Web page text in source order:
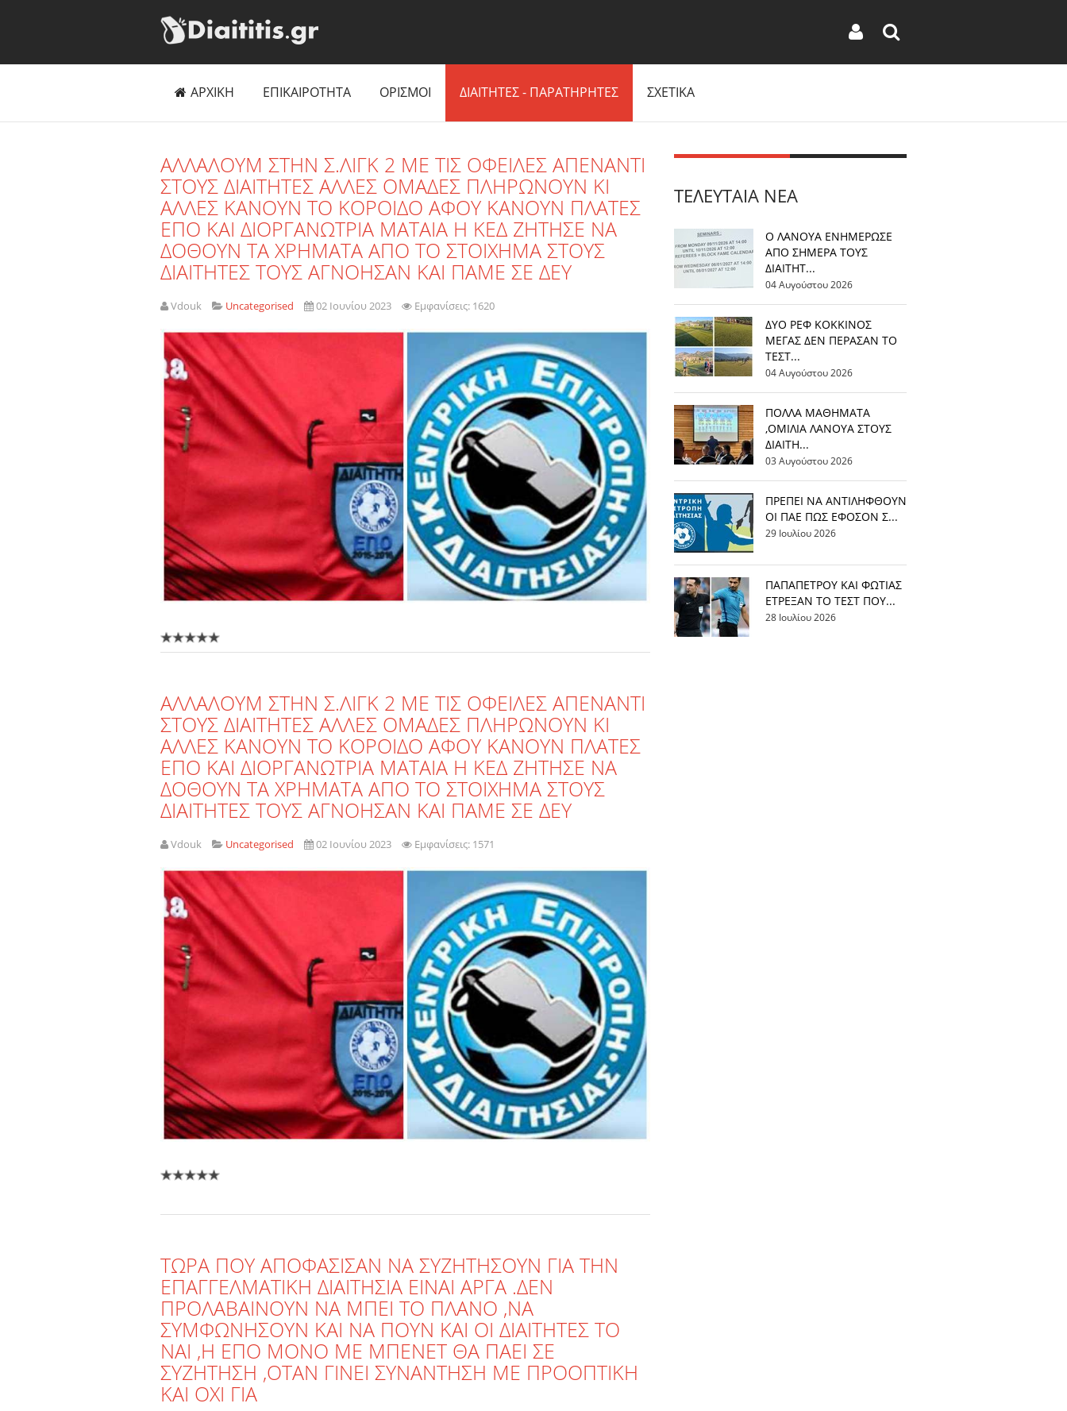
ΑΡΧΙΚΗ ΕΠΙΚΑΙΡΟΤΗΤΑ ΟΡΙΣΜΟΙ ΔΙΑΙΤΗΤΕΣ - ΠΑΡΑΤΗΡΗΤΕΣ ΣΧΕΤΙΚΑ
ΑΛΛΑΛΟΥΜ ΣΤΗΝ Σ.ΛΙΓΚ 2 ΜΕ ΤΙΣ ΟΦΕΙΛΕΣ ΑΠΕΝΑΝΤΙ
ΣΤΟΥΣ ΔΙΑΙΤΗΤΕΣ ΑΛΛΕΣ ΟΜΑΔΕΣ ΠΛΗΡΩΝΟΥΝ ΚΙ
ΑΛΛΕΣ ΚΑΝΟΥΝ ΤΟ ΚΟΡΟΙΔΟ ΑΦΟΥ ΚΑΝΟΥΝ ΠΛΑΤΕΣ
ΕΠΟ ΚΑΙ ΔΙΟΡΓΑΝΩΤΡΙΑ ΜΑΤΑΙΑ Η ΚΕΔ ΖΗΤΗΣΕ ΝΑ
ΔΟΘΟΥΝ ΤΑ ΧΡΗΜΑΤΑ ΑΠΟ ΤΟ ΣΤΟΙΧΗΜΑ ΣΤΟΥΣ
ΔΙΑΙΤΗΤΕΣ ΤΟΥΣ ΑΓΝΟΗΣΑΝ ΚΑΙ ΠΑΜΕ ΣΕ ΔΕΥ
Vdouk Uncategorised 02 Ιουνίου 2023 Εμφανίσεις: 1620
ΑΛΛΑΛΟΥΜ ΣΤΗΝ Σ.ΛΙΓΚ 2 ΜΕ ΤΙΣ ΟΦΕΙΛΕΣ ΑΠΕΝΑΝΤΙ
ΣΤΟΥΣ ΔΙΑΙΤΗΤΕΣ ΑΛΛΕΣ ΟΜΑΔΕΣ ΠΛΗΡΩΝΟΥΝ ΚΙ
ΑΛΛΕΣ ΚΑΝΟΥΝ ΤΟ ΚΟΡΟΙΔΟ ΑΦΟΥ ΚΑΝΟΥΝ ΠΛΑΤΕΣ
ΕΠΟ ΚΑΙ ΔΙΟΡΓΑΝΩΤΡΙΑ ΜΑΤΑΙΑ Η ΚΕΔ ΖΗΤΗΣΕ ΝΑ
ΔΟΘΟΥΝ ΤΑ ΧΡΗΜΑΤΑ ΑΠΟ ΤΟ ΣΤΟΙΧΗΜΑ ΣΤΟΥΣ
ΔΙΑΙΤΗΤΕΣ ΤΟΥΣ ΑΓΝΟΗΣΑΝ ΚΑΙ ΠΑΜΕ ΣΕ ΔΕΥ
Vdouk Uncategorised 02 Ιουνίου 2023 Εμφανίσεις: 1571
ΤΩΡΑ ΠΟΥ ΑΠΟΦΑΣΙΣΑΝ ΝΑ ΣΥΖΗΤΗΣΟΥΝ ΓΙΑ ΤΗΝ
ΕΠΑΓΓΕΛΜΑΤΙΚΗ ΔΙΑΙΤΗΣΙΑ ΕΙΝΑΙ ΑΡΓΑ .ΔΕΝ
ΠΡΟΛΑΒΑΙΝΟΥΝ ΝΑ ΜΠΕΙ ΤΟ ΠΛΑΝΟ ,ΝΑ
ΣΥΜΦΩΝΗΣΟΥΝ ΚΑΙ ΝΑ ΠΟΥΝ ΚΑΙ ΟΙ ΔΙΑΙΤΗΤΕΣ ΤΟ
ΝΑΙ ,Η ΕΠΟ ΜΟΝΟ ΜΕ ΜΠΕΝΕΤ ΘΑ ΠΑΕΙ ΣΕ
ΣΥΖΗΤΗΣΗ ,ΟΤΑΝ ΓΙΝΕΙ ΣΥΝΑΝΤΗΣΗ ΜΕ ΠΡΟΟΠΤΙΚΗ
ΚΑΙ ΟΧΙ ΓΙΑ
ΤΕΛΕΥΤΑΊΑ ΝΈΑ
Ο ΛΑΝΟΥΑ ΕΝΗΜΕΡΩΣΕ
ΑΠΟ ΣΗΜΕΡΑ ΤΟΥΣ
ΔΙΑΙΤΗΤ...
04 Αυγούστου 2026
ΔΥΟ ΡΕΦ ΚΟΚΚΙΝΟΣ
ΜΕΓΑΣ ΔΕΝ ΠΕΡΑΣΑΝ ΤΟ
ΤΕΣΤ...
04 Αυγούστου 2026
ΠΟΛΛΑ ΜΑΘΗΜΑΤΑ
,ΟΜΙΛΙΑ ΛΑΝΟΥΑ ΣΤΟΥΣ
ΔΙΑΙΤΗ...
03 Αυγούστου 2026
ΠΡΕΠΕΙ ΝΑ ΑΝΤΙΛΗΦΘΟΥΝ
ΟΙ ΠΑΕ ΠΩΣ ΕΦΟΣΟΝ Σ...
29 Ιουλίου 2026
ΠΑΠΑΠΕΤΡΟΥ ΚΑΙ ΦΩΤΙΑΣ
ΕΤΡΕΞΑΝ ΤΟ ΤΕΣΤ ΠΟΥ...
28 Ιουλίου 2026